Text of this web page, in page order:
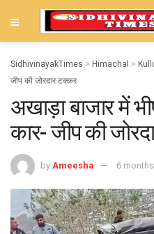
SidhivinayakTimes > Himachal >
जीप की जोरदार टक्कर
अखाड़ा बाजार में
कार- जीप की
by Ameesha 6